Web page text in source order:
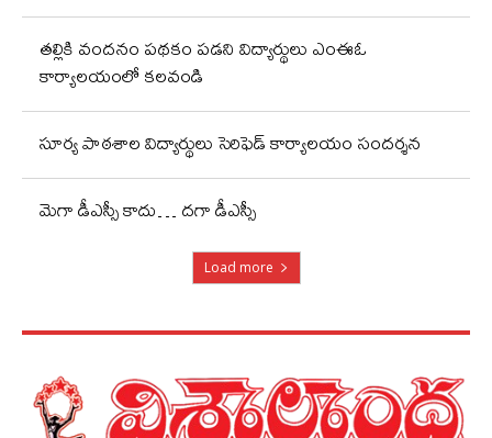
తల్లికి వందనం పథకం పడని విద్యార్థులు ఎంఈఓ
కార్యాలయంలో కలవండి
సూర్య పాఠశాల విద్యార్థులు సెరిఫెడ్ కార్యాలయం సందర్శన
మెగా డీఎస్సీ కాదు… దగా డీఎస్సీ
Load more